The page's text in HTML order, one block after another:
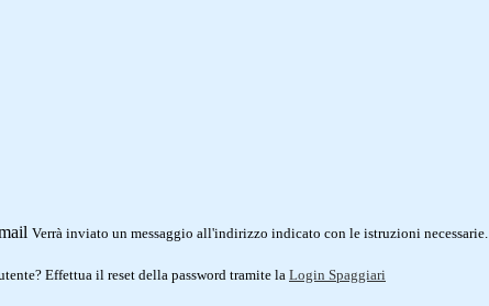
Verrà inviato un messaggio all'indirizzo indicato con le istruzioni necessarie.
Effettua il reset della password tramite la Login Spaggiari